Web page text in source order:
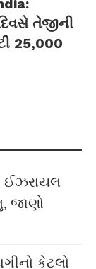
તેજીની
25,000
ઈઝરાયલ
જાણો
કેટલો